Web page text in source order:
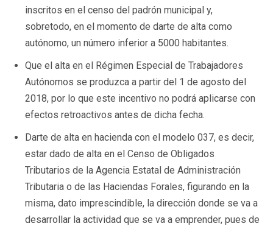
inscritos en el censo del padrón municipal y,
sobretodo, en el momento de darte de alta como
autónomo, un número inferior a 5000 habitantes.
Que el alta en el Régimen Especial de Trabajadores
Autónomos se produzca a partir del 1 de agosto del
2018, por lo que este incentivo no podrá aplicarse con
efectos retroactivos antes de dicha fecha.
Darte de alta en hacienda con el modelo 037, es decir,
estar dado de alta en el Censo de Obligados
Tributarios de la Agencia Estatal de Administración
Tributaria o de las Haciendas Forales, figurando en la
misma, dato imprescindible, la dirección donde se va a
desarrollar la actividad que se va a emprender, pues de